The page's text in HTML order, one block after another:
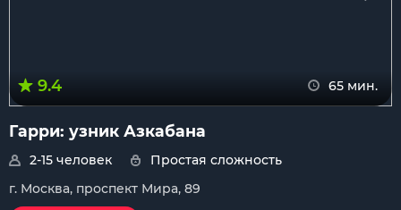
9.4 65 мин.
Гарри: узник Азкабана
2-15 человек
Простая сложность
г. Москва, проспект Мира, 89